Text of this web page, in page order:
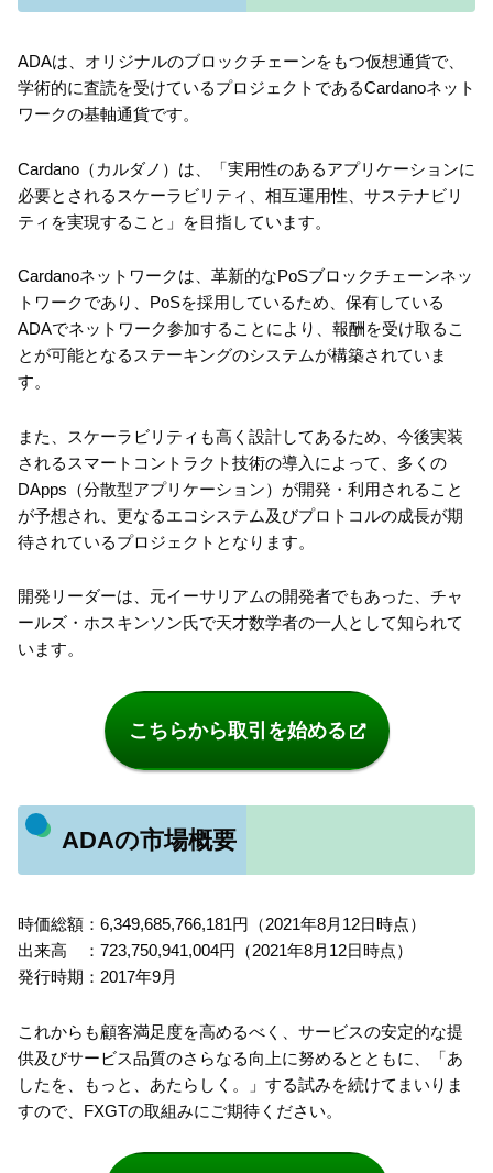
ADAは、オリジナルのブロックチェーンをもつ仮想通貨で、
学術的に査読を受けているプロジェクトであるCardanoネット
ワークの基軸通貨です。
Cardano（カルダノ）は、「実用性のあるアプリケーションに
必要とされるスケーラビリティ、相互運用性、サステナビリ
ティを実現すること」を目指しています。
Cardanoネットワークは、革新的なPoSブロックチェーンネッ
トワークであり、PoSを採用しているため、保有している
ADAでネットワーク参加することにより、報酬を受け取るこ
とが可能となるステーキングのシステムが構築されていま
す。
また、スケーラビリティも高く設計してあるため、今後実装
されるスマートコントラクト技術の導入によって、多くの
DApps（分散型アプリケーション）が開発・利用されること
が予想され、更なるエコシステム及びプロトコルの成長が期
待されているプロジェクトとなります。
開発リーダーは、元イーサリアムの開発者でもあった、チャ
ールズ・ホスキンソン氏で天才数学者の一人として知られて
います。
こちらから取引を始める
ADAの市場概要
時価総額：6,349,685,766,181円（2021年8月12日時点）
出来高 ：723,750,941,004円（2021年8月12日時点）
発行時期：2017年9月
これからも顧客満足度を高めるべく、サービスの安定的な提
供及びサービス品質のさらなる向上に努めるとともに、「あ
したを、もっと、あたらしく。」する試みを続けてまいりま
すので、FXGTの取組みにご期待ください。